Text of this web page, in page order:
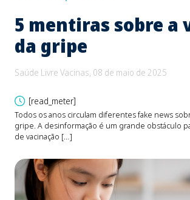
5 mentiras sobre a
da gripe
Saúde Livre Vacinas, 08 de maio de 2025
[read_meter]
Todos os anos circulam diferentes fake news
gripe. A desinformação é um grande obstáculo
de vacinação […]